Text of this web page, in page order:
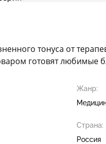
тонуса от
готовят любимые
Жанр:
Страна:
Россия